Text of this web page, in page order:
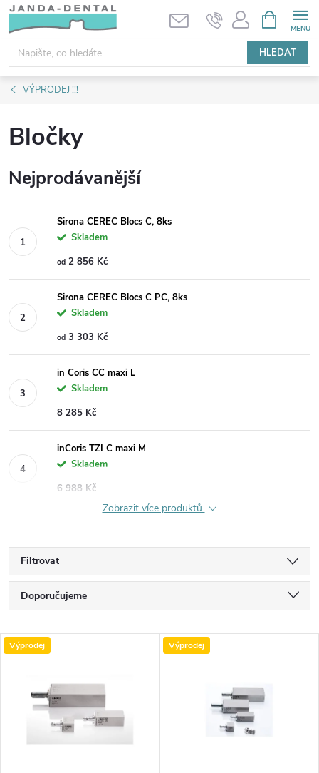
Přejít
obsah
HLEDAT
NÁKUPNÍ
KOŠÍK
VÝPRODEJ !!!
Bločky
Nejprodávanější
Sirona CEREC Blocs C, 8ks
Skladem
od 2 856 Kč
Sirona CEREC Blocs C PC, 8ks
Skladem
od 3 303 Kč
in Coris CC maxi L
Skladem
8 285 Kč
inCoris TZI C maxi M
Skladem
6 988 Kč
Zobrazit více produktů
Filtrovat
Ř
a
Doporučujeme
Nejdražší
Nejprodávanější
Abecedně
V
Výprodej Výprodej